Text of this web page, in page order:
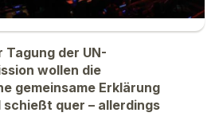
Tagung der UN-
wollen die
gemeinsame Erklärung
schießt quer – allerdings